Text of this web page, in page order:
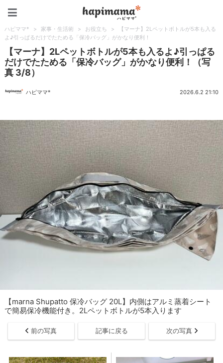
ハピママ* > 家事・生活術 > お役立ち >
【マーナ】2Lペットボトルが5本も入る
よ♪引っぱるだけでたためる「保冷バッグ」がかなり便利！
【マーナ】2Lペットボトルが5本も入るよ♪引っぱる
だけでたためる「保冷バッグ」がかなり便利！（写
真 3/8）
ハピママ* 2026.6.2 21:10
【marna Shupatto 保冷バッグ 20L】内側はアルミ蒸着シート
で簡易保冷機能付き。2Lペットボトルが5本入ります
前の写真 記事に戻る 次の写真